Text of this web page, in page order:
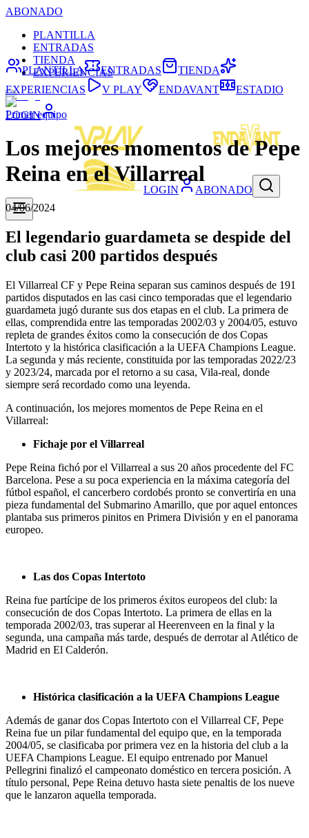
ABONADO
PLANTILLA
ENTRADAS
TIENDA
EXPERIENCIAS
LOGIN
LOGIN ABONADO
PLANTILLA ENTRADAS
TIENDA
EXPERIENCIAS
V PLAY ENDAVANT ESTADIO
Primer equipo
Los mejores momentos de Pepe
Reina en el Villarreal
04/06/2024
El legendario guardameta se despide del
club casi 200 partidos después
El Villarreal CF y Pepe Reina separan sus caminos después de 191
partidos disputados en las casi cinco temporadas que el legendario
guardameta jugó durante sus dos etapas en el club. La primera de
ellas, comprendida entre las temporadas 2002/03 y 2004/05, estuvo
repleta de grandes éxitos como la consecución de dos Copas
Intertoto y la histórica clasificación a la UEFA Champions League.
La segunda y más reciente, constituida por las temporadas 2022/23
y 2023/24, marcada por el retorno a su casa, Vila-real, donde
siempre será recordado como una leyenda.
A continuación, los mejores momentos de Pepe Reina en el
Villarreal:
Fichaje por el Villarreal
Pepe Reina fichó por el Villarreal a sus 20 años procedente del FC
Barcelona. Pese a su poca experiencia en la máxima categoría del
fútbol español, el cancerbero cordobés pronto se convertiría en una
pieza fundamental del Submarino Amarillo, que por aquel entonces
plantaba sus primeros pinitos en Primera División y en el panorama
europeo.
Las dos Copas Intertoto
Reina fue partícipe de los primeros éxitos europeos del club: la
consecución de dos Copas Intertoto. La primera de ellas en la
temporada 2002/03, tras superar al Heerenveen en la final y la
segunda, una campaña más tarde, después de derrotar al Atlético de
Madrid en El Calderón.
Histórica clasificación a la UEFA Champions League
Además de ganar dos Copas Intertoto con el Villarreal CF, Pepe
Reina fue un pilar fundamental del equipo que, en la temporada
2004/05, se clasificaba por primera vez en la historia del club a la
UEFA Champions League. El equipo entrenado por Manuel
Pellegrini finalizó el campeonato doméstico en tercera posición. A
título personal, Pepe Reina detuvo hasta siete penaltis de los nueve
que le lanzaron aquella temporada.